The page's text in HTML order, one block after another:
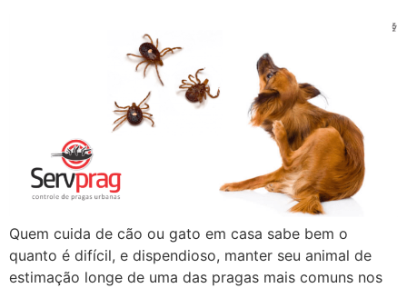
Quem cuida de cão ou gato em casa sabe bem o
quanto é difícil, e dispendioso, manter seu animal de
estimação longe de uma das pragas mais comuns nos